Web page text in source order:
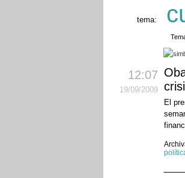
tema:
12:07
19/09/2009
El